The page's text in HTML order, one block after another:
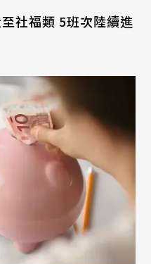
社福類 5班次陸續進